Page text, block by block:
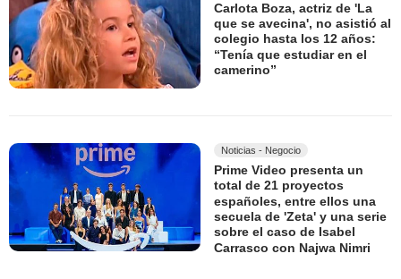
Carlota Boza, actriz de 'La
que se avecina', no asistió al
colegio hasta los 12 años:
“Tenía que estudiar en el
camerino”
Noticias - Negocio
Prime Video presenta un
total de 21 proyectos
españoles, entre ellos una
secuela de 'Zeta' y una serie
sobre el caso de Isabel
Carrasco con Najwa Nimri